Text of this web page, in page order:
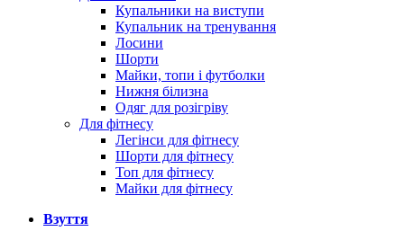
Купальники на виступи
Купальник на тренування
Лосини
Шорти
Майки, топи і футболки
Нижня білизна
Одяг для розігріву
Для фітнесу
Легінси для фітнесу
Шорти для фітнесу
Топ для фітнесу
Майки для фітнесу
Взуття